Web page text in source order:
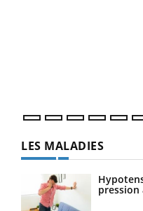
LES MALADIES